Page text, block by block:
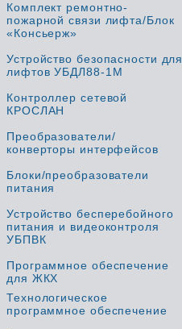
Комплект ремонтно-
пожарной связи лифта/Блок
«Консьерж»
Устройство безопасности для
лифтов УБДЛ88-1М
Контроллер сетевой
КРОСЛАН
Преобразователи/
конверторы интерфейсов
Блоки/преобразователи
питания
Устройство бесперебойного
питания и видеоконтроля
УБПВК
Программное обеспечение
для ЖКХ
Технологическое
программное обеспечение